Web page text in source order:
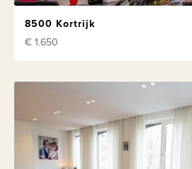
8500 Kortrijk
€ 1.650